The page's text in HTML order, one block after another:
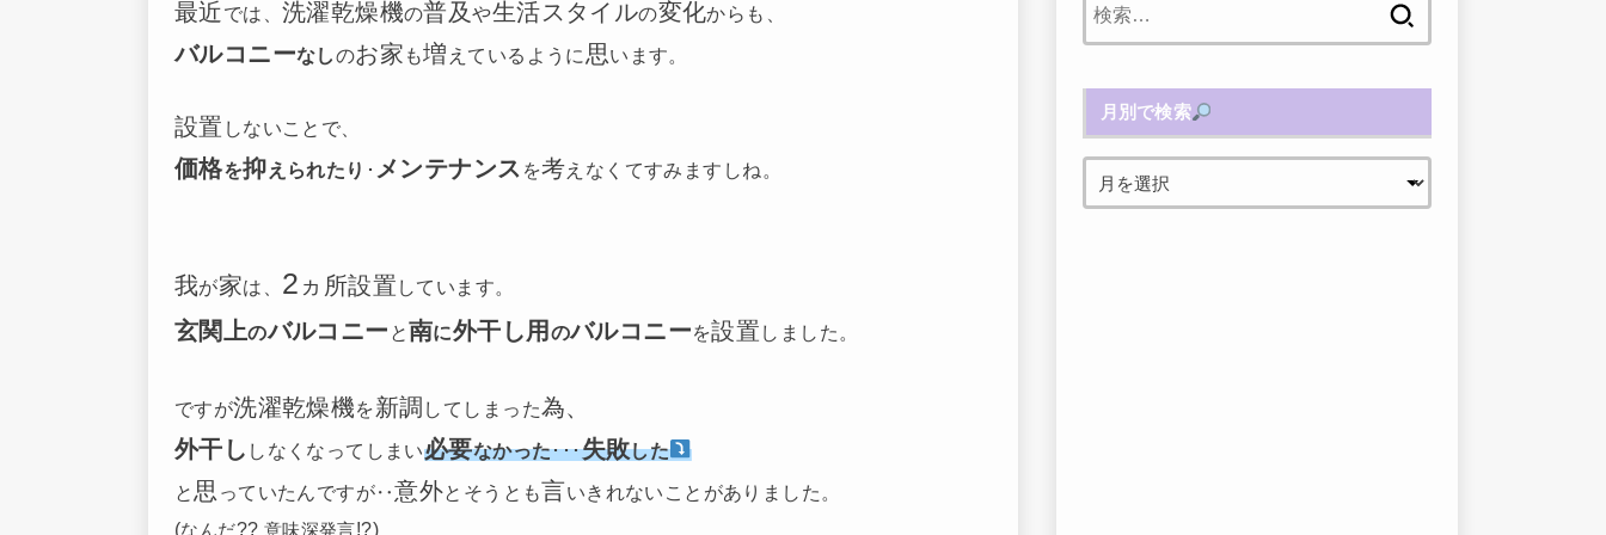
最近では、 洗濯乾燥機の普及や生活スタイルの変化からも、
バルコニーなしのお家 も増 えているように 思います。
設置 しないことで、
価格を抑えられたり ･ メンテナンス を考えなくてすみますしね。
我が家は、 2 ヵ所設置 しています。
玄関上のバルコニー と南に外干し用 のバルコニーを設置 しました。
ですが洗濯乾燥機を新調 してしまった為、
外干し しなくなってしまい必要なかった･･･失敗した
と 思 っていたんですが‥意外とそうとも言いきれないことがありました。
(なんだ?? 意味深発言!?)
月別で検索